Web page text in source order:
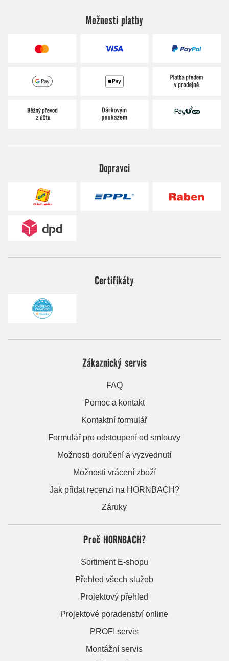
Možnosti platby
Dopravci
Certifikáty
Zákaznický servis
FAQ
Pomoc a kontakt
Kontaktní formulář
Formulář pro odstoupení od smlouvy
Možnosti doručení a vyzvednutí
Možnosti vrácení zboží
Jak přidat recenzi na HORNBACH?
Záruky
Proč HORNBACH?
Sortiment E-shopu
Přehled všech služeb
Projektový přehled
Projektové poradenství online
PROFI servis
Montážní servis